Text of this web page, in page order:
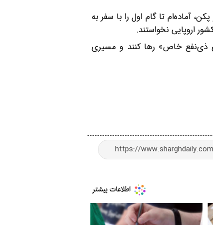
آماده‌ام تا گام اول را با سفر به
اروپایی نخواستند.
ذی‌نفع خاص» رها کنند و مسیری